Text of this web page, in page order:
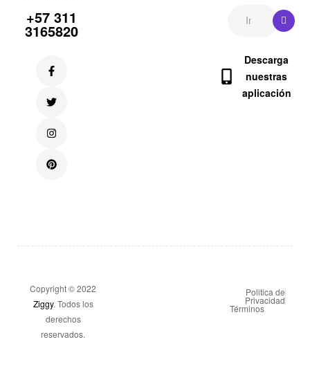
+57 311
3165820
Descarga
nuestras
aplicación
Copyright © 2022
Ziggy. Todos los
derechos
reservados.
Politica de
Privacidad
Términos